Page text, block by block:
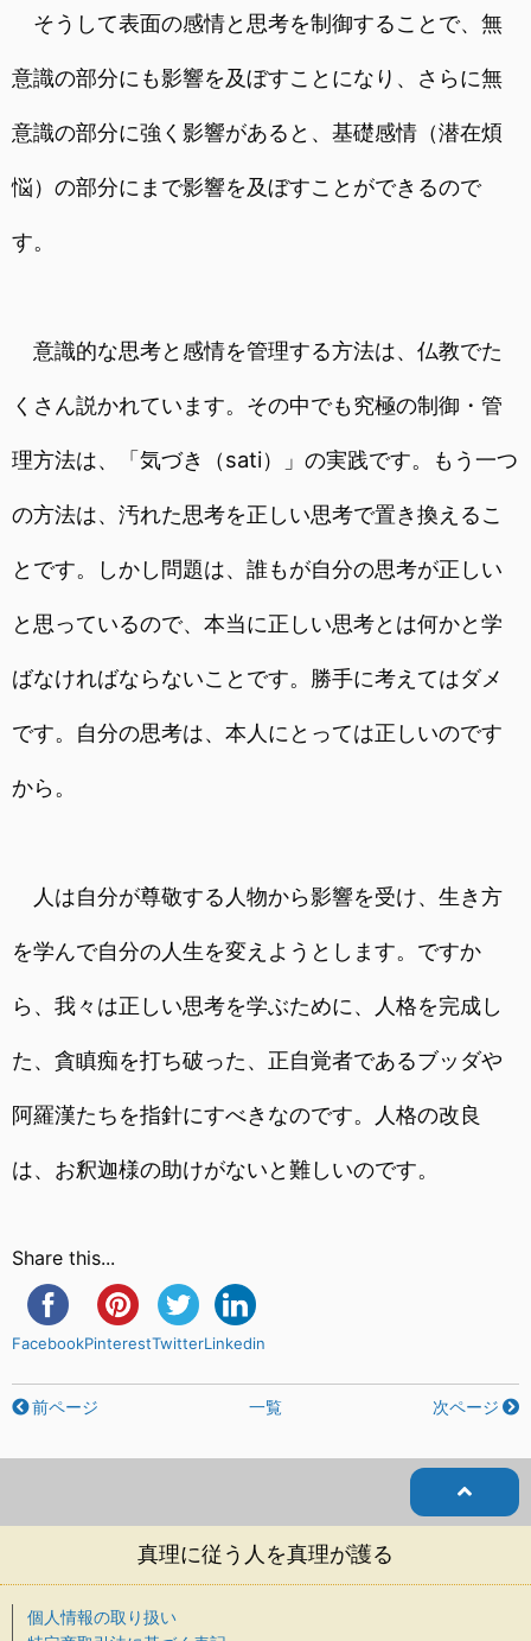
そうして表面の感情と思考を制御することで、無
意識の部分にも影響を及ぼすことになり、さらに無
意識の部分に強く影響があると、基礎感情（潜在煩
悩）の部分にまで影響を及ぼすことができるので
す。
意識的な思考と感情を管理する方法は、仏教でた
くさん説かれています。その中でも究極の制御・管
理方法は、「気づき（sati）」の実践です。もう一つ
の方法は、汚れた思考を正しい思考で置き換えるこ
とです。しかし問題は、誰もが自分の思考が正しい
と思っているので、本当に正しい思考とは何かと学
ばなければならないことです。勝手に考えてはダメ
です。自分の思考は、本人にとっては正しいのです
から。
人は自分が尊敬する人物から影響を受け、生き方
を学んで自分の人生を変えようとします。ですか
ら、我々は正しい思考を学ぶために、人格を完成し
た、貪瞋痴を打ち破った、正自覚者であるブッダや
阿羅漢たちを指針にすべきなのです。人格の改良
は、お釈迦様の助けがないと難しいのです。
Share this...
FacebookPinterestTwitterLinkedin
前ページ 一覧 次ページ
真理に従う人を真理が護る
個人情報の取り扱い